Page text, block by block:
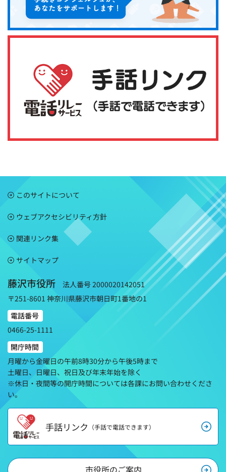
このサイトについて
ウェブアクセシビリティ方針
関連リンク集
サイトマップ
藤沢市役所
法人番号 2000020142051
〒251-8601 神奈川県藤沢市朝日町1番地の1
電話番号
0466-25-1111
開庁時間
月曜から金曜日の午前8時30分から午後5時まで
土曜日、日曜日、祝日及び年末年始を除く
※休日・夜間等の開庁時間については各課にお問い合わせくださ
い。
手話リンク （手話で電話できます）